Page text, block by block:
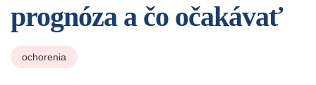
prognóza a čo očakávať
ochorenia